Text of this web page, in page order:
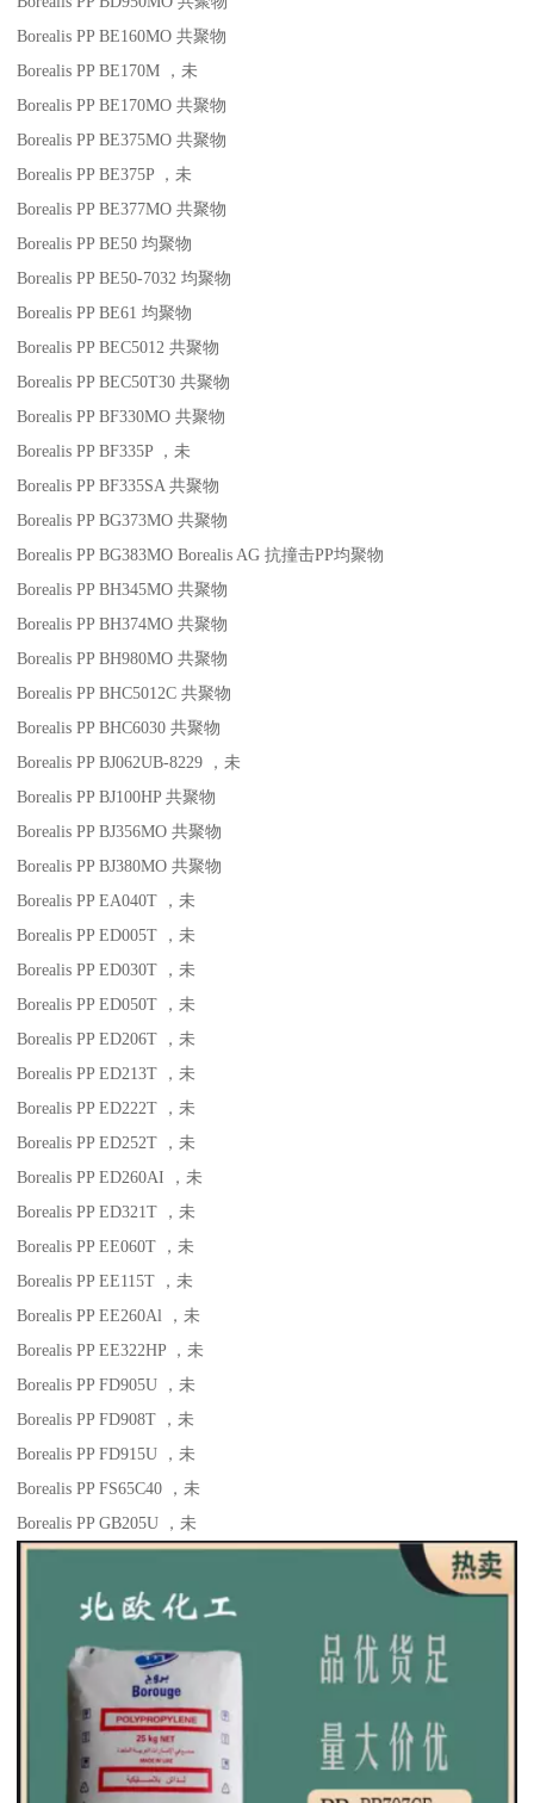
Borealis PP BE160MO 共聚物
Borealis PP BE170M
，未
Borealis PP BE170MO 共聚物
Borealis PP BE375MO 共聚物
Borealis PP BE375P
，未
Borealis PP BE377MO 共聚物
Borealis PP BE50 均聚物
Borealis PP BE50-7032 均聚物
Borealis PP BE61 均聚物
Borealis PP BEC5012 共聚物
Borealis PP BEC50T30 共聚物
Borealis PP BF330MO 共聚物
Borealis PP BF335P
，未
Borealis PP BF335SA 共聚物
Borealis PP BG373MO 共聚物
Borealis PP BG383MO Borealis AG 抗撞击PP均聚物
Borealis PP BH345MO 共聚物
Borealis PP BH374MO 共聚物
Borealis PP BH980MO 共聚物
Borealis PP BHC5012C 共聚物
Borealis PP BHC6030 共聚物
Borealis PP BJ062UB-8229
，未
Borealis PP BJ100HP 共聚物
Borealis PP BJ356MO 共聚物
Borealis PP BJ380MO 共聚物
Borealis PP EA040T
，未
Borealis PP ED005T
，未
Borealis PP ED030T
，未
Borealis PP ED050T
，未
Borealis PP ED206T
，未
Borealis PP ED213T
，未
Borealis PP ED222T
，未
Borealis PP ED252T
，未
Borealis PP ED260AI
，未
Borealis PP ED321T
，未
Borealis PP EE060T
，未
Borealis PP EE115T
，未
Borealis PP EE260Al
，未
Borealis PP EE322HP
，未
Borealis PP FD905U
，未
Borealis PP FD908T
，未
Borealis PP FD915U
，未
Borealis PP FS65C40
，未
Borealis PP GB205U
，未